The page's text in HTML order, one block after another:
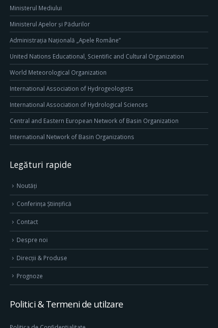
Ministerul Mediului
Ministerul Apelor și Pădurilor
Administrația Națională „Apele Române”
United Nations Educational, Scientific and Cultural Organization
World Meteorological Organization
International Association of Hydrogeologists
International Association of Hydrological Sciences
Central and Eastern European Network of Basin Organization
International Network of Basin Organizations
Legături rapide
Noutăți
Conferința Științifică
Contact
Despre noi
Direcţii & Produse
Prognoze
Politici & Termeni de utilzare